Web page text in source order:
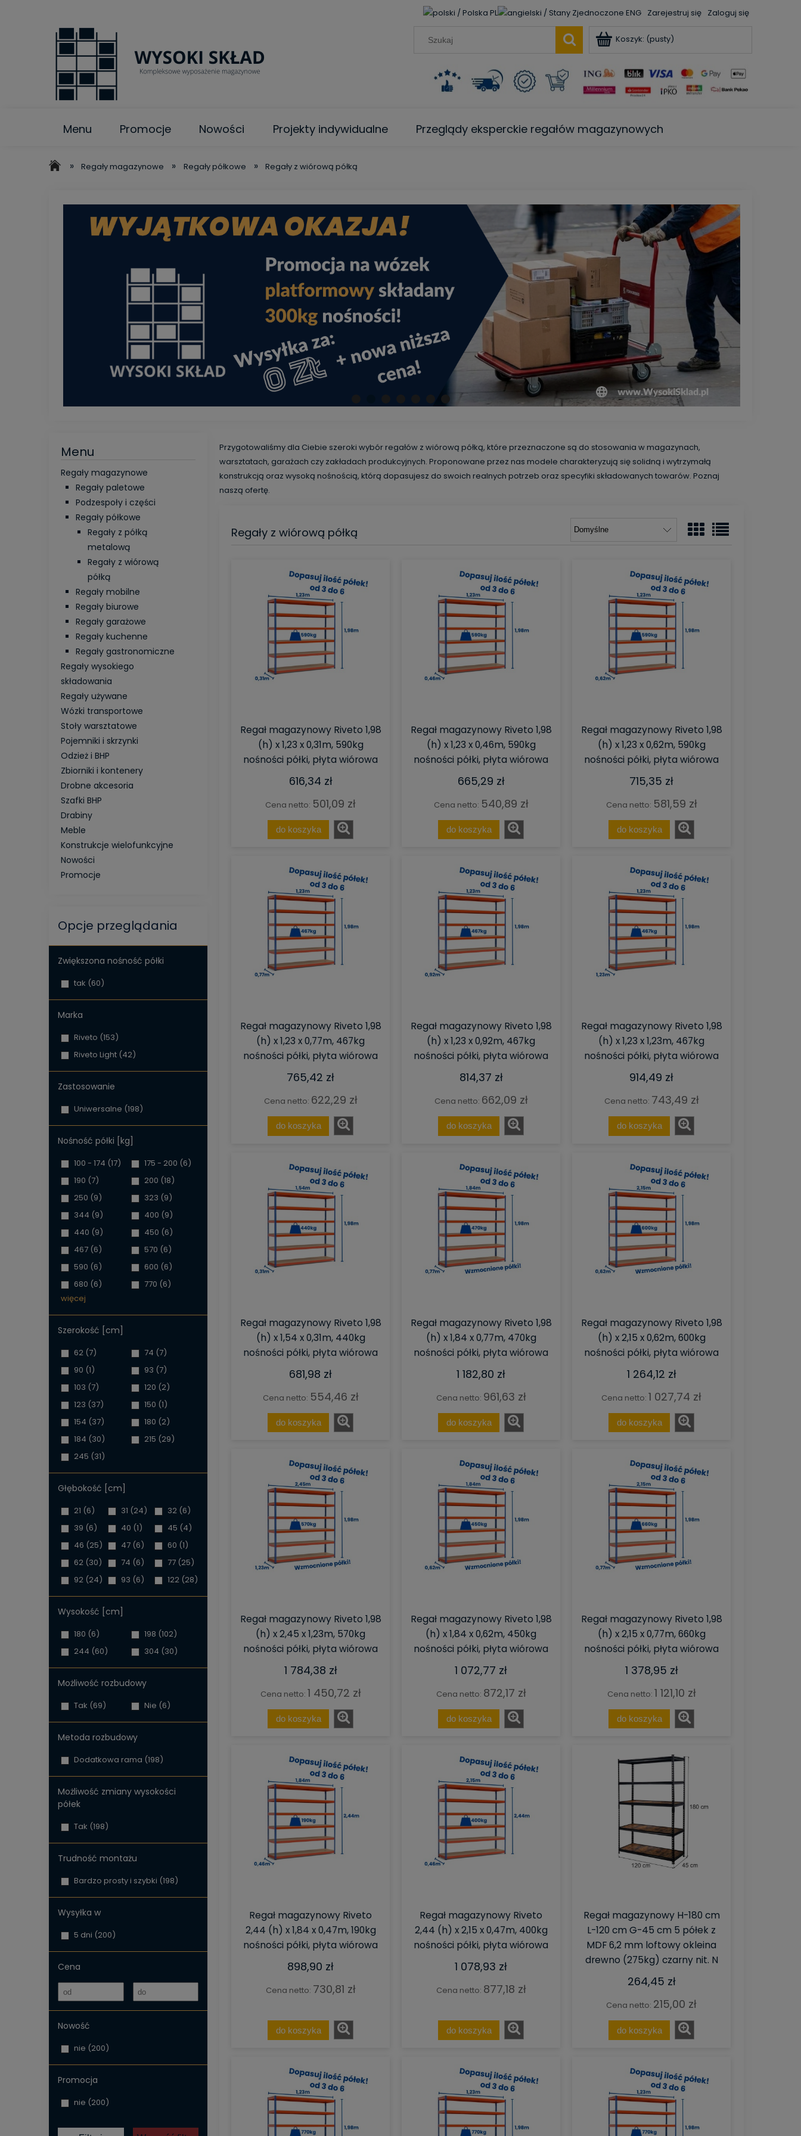
PL ENG Zarejestruj się Zaloguj się
Koszyk: (pusty)
Menu Promocje Nowości Projekty indywidualne Przeglądy eksperckie regałów magazynowych
» Regały magazynowe » Regały półkowe » Regały z wiórową półką
Menu
Regały magazynowe
Regały paletowe
Podzespoły i części
Regały półkowe
Regały z półką
metalową
Regały z wiórową
półką
Regały mobilne
Regały biurowe
Regały garażowe
Regały kuchenne
Regały gastronomiczne
Regały wysokiego
składowania
Regały używane
Wózki transportowe
Stoły warsztatowe
Pojemniki i skrzynki
Odzież i BHP
Zbiorniki i kontenery
Drobne akcesoria
Szafki BHP
Drabiny
Meble
Konstrukcje wielofunkcyjne
Nowości
Promocje
Opcje przeglądania
Zwiększona nośność półki
tak (60)
Marka
Riveto (153)
Riveto Light (42)
Zastosowanie
Uniwersalne (198)
Nośność półki [kg]
100 - 174 (17) 175 - 200 (6)
190 (7) 200 (18)
250 (9) 323 (9)
344 (9) 400 (9)
440 (9) 450 (6)
467 (6) 570 (6)
590 (6) 600 (6)
680 (6) 770 (6)
więcej
Szerokość [cm]
62 (7) 74 (7)
90 (1) 93 (7)
103 (7) 120 (2)
123 (37) 150 (1)
154 (37) 180 (2)
184 (30) 215 (29)
245 (31)
Głębokość [cm]
21 (6) 31 (24) 32 (6)
39 (6) 40 (1) 45 (4)
46 (25) 47 (6) 60 (1)
62 (30) 74 (6) 77 (25)
92 (24) 93 (6) 122 (28)
Wysokość [cm]
180 (6) 198 (102)
244 (60) 304 (30)
Możliwość rozbudowy
Tak (69) Nie (6)
Metoda rozbudowy
Dodatkowa rama (198)
Możliwość zmiany wysokości
półek
Tak (198)
Trudność montażu
Bardzo prosty i szybki (198)
Wysyłka w
5 dni (200)
Cena
Nowość
nie (200)
Promocja
nie (200)
Przygotowaliśmy dla Ciebie szeroki wybór regałów z wiórową półką, które przeznaczone są do stosowania w magazynach,
warsztatach, garażach czy zakładach produkcyjnych. Proponowane przez nas modele charakteryzują się solidną i wytrzymałą
konstrukcją oraz wysoką nośnością, którą dopasujesz do swoich realnych potrzeb oraz specyfiki składowanych towarów. Poznaj
naszą ofertę.
Regały z wiórową półką
Regał magazynowy Riveto 1,98
(h) x 1,23 x 0,31m, 590kg
nośności półki, płyta wiórowa
616,34 zł
Cena netto: 501,09 zł
do koszyka
Regał magazynowy Riveto 1,98
(h) x 1,23 x 0,46m, 590kg
nośności półki, płyta wiórowa
665,29 zł
Cena netto: 540,89 zł
do koszyka
Regał magazynowy Riveto 1,98
(h) x 1,23 x 0,62m, 590kg
nośności półki, płyta wiórowa
715,35 zł
Cena netto: 581,59 zł
do koszyka
Regał magazynowy Riveto 1,98
(h) x 1,23 x 0,77m, 467kg
nośności półki, płyta wiórowa
765,42 zł
Cena netto: 622,29 zł
do koszyka
Regał magazynowy Riveto 1,98
(h) x 1,23 x 0,92m, 467kg
nośności półki, płyta wiórowa
814,37 zł
Cena netto: 662,09 zł
do koszyka
Regał magazynowy Riveto 1,98
(h) x 1,23 x 1,23m, 467kg
nośności półki, płyta wiórowa
914,49 zł
Cena netto: 743,49 zł
do koszyka
Regał magazynowy Riveto 1,98
(h) x 1,54 x 0,31m, 440kg
nośności półki, płyta wiórowa
681,98 zł
Cena netto: 554,46 zł
do koszyka
Regał magazynowy Riveto 1,98
(h) x 1,84 x 0,77m, 470kg
nośności półki, płyta wiórowa
1 182,80 zł
Cena netto: 961,63 zł
do koszyka
Regał magazynowy Riveto 1,98
(h) x 2,15 x 0,62m, 600kg
nośności półki, płyta wiórowa
1 264,12 zł
Cena netto: 1 027,74 zł
do koszyka
Regał magazynowy Riveto 1,98
(h) x 2,45 x 1,23m, 570kg
nośności półki, płyta wiórowa
1 784,38 zł
Cena netto: 1 450,72 zł
do koszyka
Regał magazynowy Riveto 1,98
(h) x 1,84 x 0,62m, 450kg
nośności półki, płyta wiórowa
1 072,77 zł
Cena netto: 872,17 zł
do koszyka
Regał magazynowy Riveto 1,98
(h) x 2,15 x 0,77m, 660kg
nośności półki, płyta wiórowa
1 378,95 zł
Cena netto: 1 121,10 zł
do koszyka
Regał magazynowy Riveto
2,44 (h) x 1,84 x 0,47m, 190kg
nośności półki, płyta wiórowa
898,90 zł
Cena netto: 730,81 zł
do koszyka
Regał magazynowy Riveto
2,44 (h) x 2,15 x 0,47m, 400kg
nośności półki, płyta wiórowa
1 078,93 zł
Cena netto: 877,18 zł
do koszyka
Regał magazynowy H-180 cm
L-120 cm G-45 cm 5 półek z
MDF 6,2 mm loftowy okleina
drewno (275kg) czarny nit. N
264,45 zł
Cena netto: 215,00 zł
do koszyka